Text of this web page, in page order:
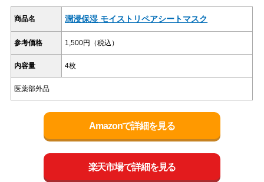
商品名 潤浸保湿 モイストリペアシートマスク
参考価格 1,500円（税込）
内容量 4枚
医薬部外品
Amazonで詳細を見る
楽天市場で詳細を見る